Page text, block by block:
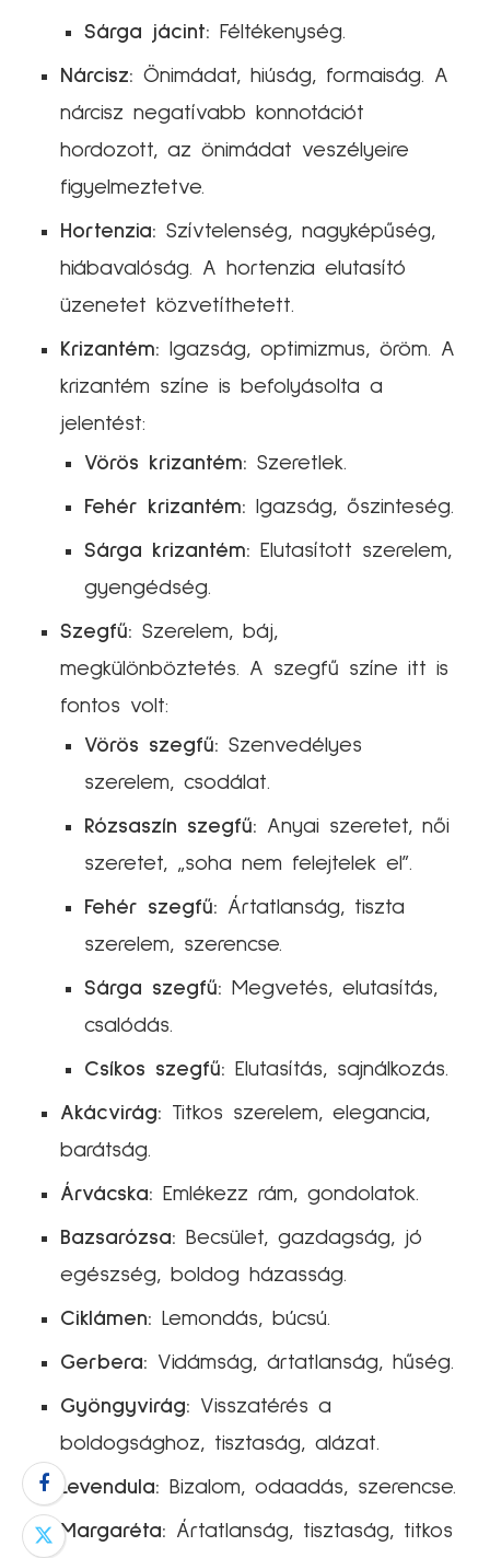
Sárga jácint: Féltékenység.
Nárcisz: Önimádat, hiúság, formaiság. A
nárcisz negatívabb konnotációt
hordozott, az önimádat veszélyeire
figyelmeztetve.
Hortenzia: Szívtelenség, nagyképűség,
hiábavalóság. A hortenzia elutasító
üzenetet közvetíthetett.
Krizantém: Igazság, optimizmus, öröm. A
krizantém színe is befolyásolta a
jelentést:
Vörös krizantém: Szeretlek.
Fehér krizantém: Igazság, őszinteség.
Sárga krizantém: Elutasított szerelem,
gyengédség.
Szegfű: Szerelem, báj,
megkülönböztetés. A szegfű színe itt is
fontos volt:
Vörös szegfű: Szenvedélyes
szerelem, csodálat.
Rózsaszín szegfű: Anyai szeretet, női
szeretet, „soha nem felejtelek el”.
Fehér szegfű: Ártatlanság, tiszta
szerelem, szerencse.
Sárga szegfű: Megvetés, elutasítás,
csalódás.
Csíkos szegfű: Elutasítás, sajnálkozás.
Akácvirág: Titkos szerelem, elegancia,
barátság.
Árvácska: Emlékezz rám, gondolatok.
Bazsarózsa: Becsület, gazdagság, jó
egészség, boldog házasság.
Ciklámen: Lemondás, búcsú.
Gerbera: Vidámság, ártatlanság, hűség.
Gyöngyvirág: Visszatérés a
boldogsághoz, tisztaság, alázat.
Levendula: Bizalom, odaadás, szerencse.
Margaréta: Ártatlanság, tisztaság, titkos